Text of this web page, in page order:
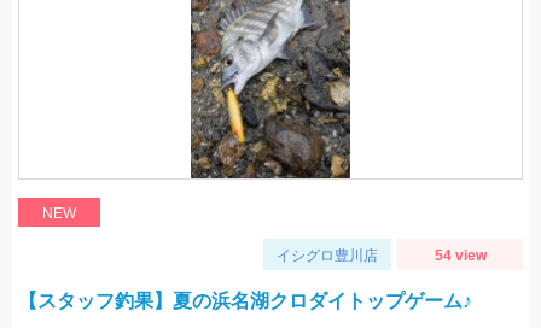
NEW
イシグロ豊川店 54 view
【スタッフ釣果】夏の浜名湖クロダイトップゲーム♪